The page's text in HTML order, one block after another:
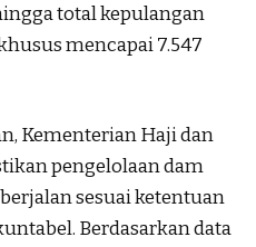
total kepulangan
mencapai 7.547
Kementerian Haji dan
pengelolaan dam
sesuai ketentuan
Berdasarkan data